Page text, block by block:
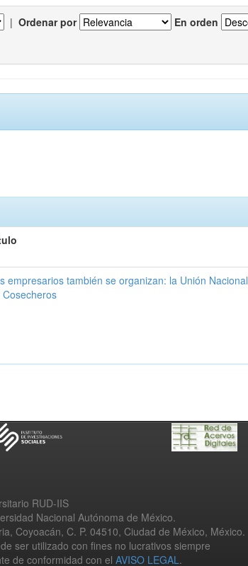
| Ordenar por En orden
empresarios también se organizan: la Unión Nacional
Cosecheros
RUD-IIS
Nacional Autónoma de México.
Coyoacán, C. P. 04510, Ciudad de México, México.
ser utilizado con fines no lucrativos siempre
de conformidad con el AVISO LEGAL.